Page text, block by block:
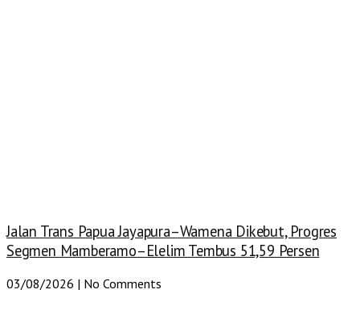
Jalan Trans Papua Jayapura–Wamena Dikebut, Progres
Segmen Mamberamo–Elelim Tembus 51,59 Persen
03/08/2026 No Comments